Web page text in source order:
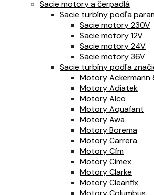
Sacie motory a čerpadlá
Sacie turbíny podľa
Sacie motory 230V
Sacie motory 12V
Sacie motory 24V
Sacie motory 36V
Sacie turbíny podľa
Motory Ackermann
Motory Adiatek
Motory Alco
Motory Aquafant
Motory Awa
Motory Borema
Motory Carrera
Motory Cfm
Motory Cimex
Motory Clarke
Motory Cleanfix
Motory Columbus